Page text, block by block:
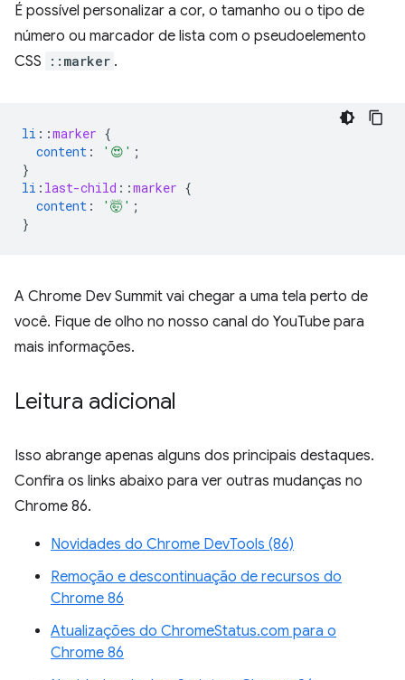
É possível personalizar a cor, o tamanho ou o tipo de
número ou marcador de lista com o pseudoelemento
CSS
::marker .
li ::marker {
content : '😍' ;
}
li : last-child ::marker {
content : '🤯' ;
}
A Chrome Dev Summit vai chegar a uma tela perto de
você. Fique de olho no nosso canal do YouTube para
mais informações.
Leitura adicional
Isso abrange apenas alguns dos principais destaques.
Confira os links abaixo para ver outras mudanças no
Chrome 86.
Novidades do Chrome DevTools (86)
Remoção e descontinuação de recursos do
Chrome 86
Atualizações do ChromeStatus.com para o
Chrome 86